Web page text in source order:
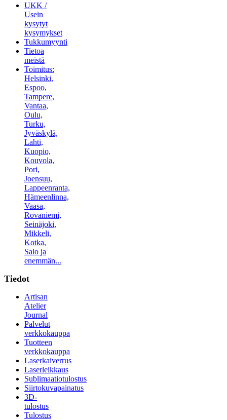
UKK /
Usein
kysytyt
kysymykset
Tukkumyynti
Tietoa
meistä
Toimitus:
Helsinki,
Espoo,
Tampere,
Vantaa,
Oulu,
Turku,
Jyväskylä,
Lahti,
Kuopio,
Kouvola,
Pori,
Joensuu,
Lappeenranta,
Hämeenlinna,
Vaasa,
Rovaniemi,
Seinäjoki,
Mikkeli,
Kotka,
Salo ja
enemmän...
Tiedot
Artisan
Atelier
Journal
Palvelut
verkkokauppa
Tuotteen
verkkokauppa
Laserkaiverrus
Laserleikkaus
Sublimaatiotulostus
Siirtokuvapainatus
3D-
tulostus
Tulostus